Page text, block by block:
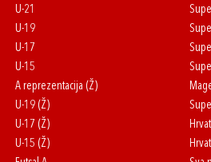
U-21
U-19
U-17
U-15
A reprezentacija (Ž)
U-19 (Ž)
U-17 (Ž)
U-15 (Ž)